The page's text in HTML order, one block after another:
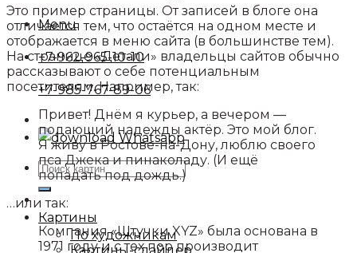
Menu
+7-962-965-10-10
+7-985-767-89-06
Whatsapp
Искать:
Картины
По художникам
Это пример страницы. От записей в блоге она
отличается тем, что остаётся на одном месте и
отображается в меню сайта (в большинстве тем).
На странице «Детали» владельцы сайтов обычно
рассказывают о себе потенциальным
посетителям. Например, так:
Привет! Днём я курьер, а вечером —
подающий надежды актёр. Это мой блог.
Я живу в Ростове-на-Дону, люблю своего
пса Джека и пинаколаду. (И ещё
попадать под дождь.)
…или так:
Компания «Штучки XYZ» была основана в
1971 году и с тех пор производит